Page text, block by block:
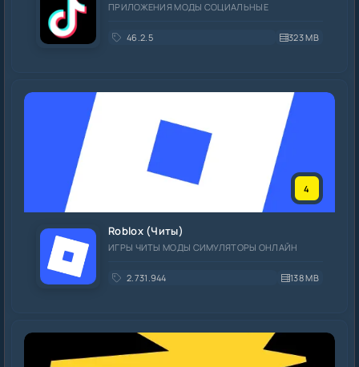
ПРИЛОЖЕНИЯ МОДЫ СОЦИАЛЬНЫЕ
46.2.5 323 MB
4
Roblox (Читы)
ИГРЫ ЧИТЫ МОДЫ СИМУЛЯТОРЫ ОНЛАЙН
2.731.944 138 MB